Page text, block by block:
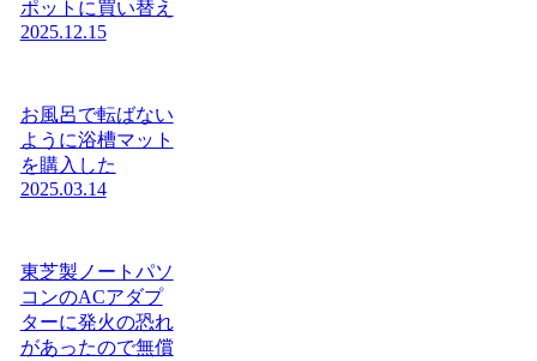
ポットに買い替え
2025.12.15
お風呂で転ばない
ように浴槽マット
を購入した
2025.03.14
東芝製ノートパソ
コンのACアダプ
ターに発火の恐れ
があったので無償